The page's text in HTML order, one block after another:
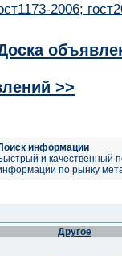
2006;
>>
информации
и качественный
по рынку
Другое